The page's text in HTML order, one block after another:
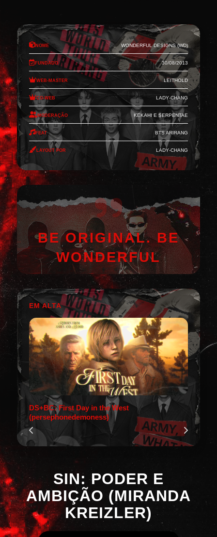
Nome Wonderful Designs (WD)
Fundado 30/08/2013
Web-Master Leithold
Co-Web Lady-Chang
Moderação Kekahi e Serpentae
Feat BTS Arirang
Layout por Lady-Chang
BE ORIGINAL. BE
WONDERFUL
EM ALTA
DS+BC: First Day in the West
(persephonedemoness)
SIN: PODER E
AMBIÇÃO (MIRANDA
KREIZLER)